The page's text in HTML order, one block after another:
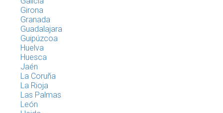
Girona
Granada
Guadalajara
Guipúzcoa
Huelva
Huesca
Jaén
La Coruña
La Rioja
Las Palmas
León